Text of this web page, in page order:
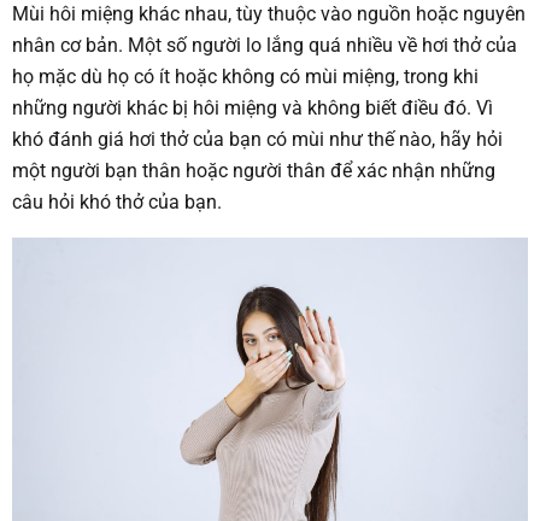
Mùi hôi miệng khác nhau, tùy thuộc vào nguồn hoặc nguyên
nhân cơ bản. Một số người lo lắng quá nhiều về hơi thở của
họ mặc dù họ có ít hoặc không có mùi miệng, trong khi
những người khác bị hôi miệng và không biết điều đó. Vì
khó đánh giá hơi thở của bạn có mùi như thế nào, hãy hỏi
một người bạn thân hoặc người thân để xác nhận những
câu hỏi khó thở của bạn.